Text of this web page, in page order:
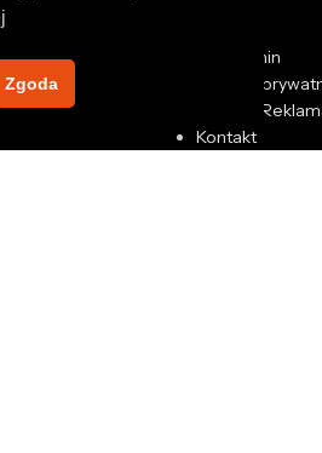
Regulamin
Polityka
Zwroty i
Kontakt
Zgoda